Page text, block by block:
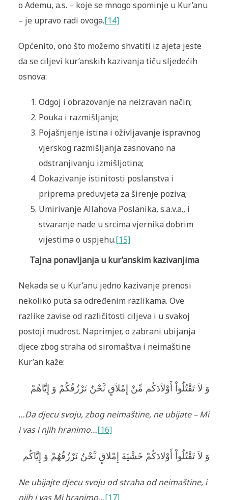
o Ademu, a.s. – koje se mnogo spominje u Kur’anu
– je upravo radi ovoga.[14]
Općenito, ono što možemo shvatiti iz ajeta jeste
da se ciljevi kur’anskih kazivanja tiču sljedećih
osnova:
Odgoj i obrazovanje na neizravan način;
Pouka i razmišljanje;
Pojašnjenje istina i oživljavanje ispravnog
vjerskog razmišljanja zasnovano na
odstranjivanju izmišljotina;
Dokazivanje istinitosti poslanstva i
priprema preduvjeta za širenje poziva;
Umirivanje Allahova Poslanika, s.a.v.a., i
stvaranje nade u srcima vjernika dobrim
vijestima o uspjehu.[15]
Tajna ponavljanja u kur’anskim kazivanjima
Nekada se u Kur’anu jedno kazivanje prenosi
nekoliko puta sa određenim razlikama. Ove
razlike zavise od različitosti ciljeva i u svakoj
postoji mudrost. Naprimjer, o zabrani ubijanja
djece zbog straha od siromaštva i neimaštine
Kur’an kaže:
وَ لاَ تَقْتُلُواْ أَوْلاَدَكُم مِّنْ إِمْلاَقٍ نَّحْنُ نَرْزُقُكُمْ وَ إِيَّاهُمْ
…Da djecu svoju, zbog neimaštine, ne ubijate – Mi
i vas i njih hranimo…[16]
وَ لاَ تَقْتُلُواْ أَوْلادَكُمْ خَشْيَةَ إِمْلاقٍ نَّحْنُ نَرْزُقُهُمْ وَ إِيَّاكُم
Ne ubijajte djecu svoju od straha od neimaštine, i
njih i vas Mi hranimo…[17]